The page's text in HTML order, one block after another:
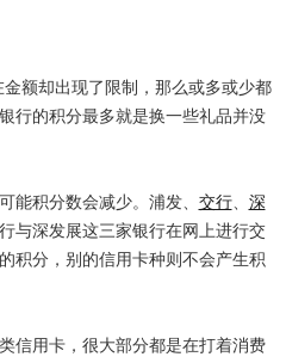
额却出现了限制，那么或多或少都
行的积分最多就是换一些礼品并没
积分数会减少。浦发、 交行、 深
与深发展这三家银行在网上进行交
积分，别的信用卡种则不会产生积
用卡，很大部分都是在打着消费